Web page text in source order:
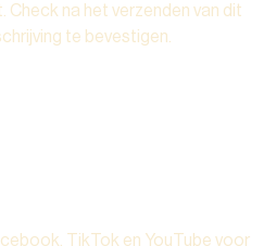
Check na het verzenden van dit
te bevestigen.
TikTok en YouTube voor